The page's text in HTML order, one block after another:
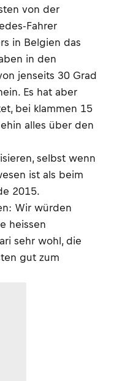
von der
Fahrer
in Belgien das
in den
jenseits 30 Grad
Es hat aber
bei klammen 15
alles über den
selbst wenn
ist als beim
2015.
Wir würden
heissen
sehr wohl, die
gut zum